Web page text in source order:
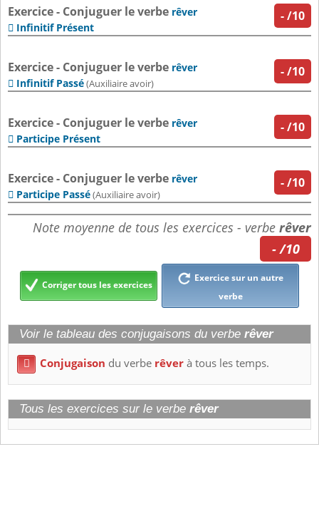
-/10
Exercice - Conjuguer le verbe rêver
 Infinitif Présent
-/10
Exercice - Conjuguer le verbe rêver
 Infinitif Passé(Auxiliaire avoir)
-/10
Exercice - Conjuguer le verbe rêver
 Participe Présent
-/10
Exercice - Conjuguer le verbe rêver
 Participe Passé(Auxiliaire avoir)
Note moyenne de tous les exercices - verbe rêver
- /10
Corriger tous les exercices
Exercice sur un autre
verbe
Voir le tableau des conjugaisons du verbe rêver
 Conjugaison du verbe rêverà tous les temps.
Tous les exercices sur le verbe rêver